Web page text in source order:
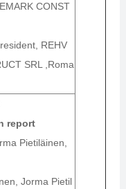
CONST
REHV
SRL ,Roma
report
Pietiläinen,
Jorma Pietil